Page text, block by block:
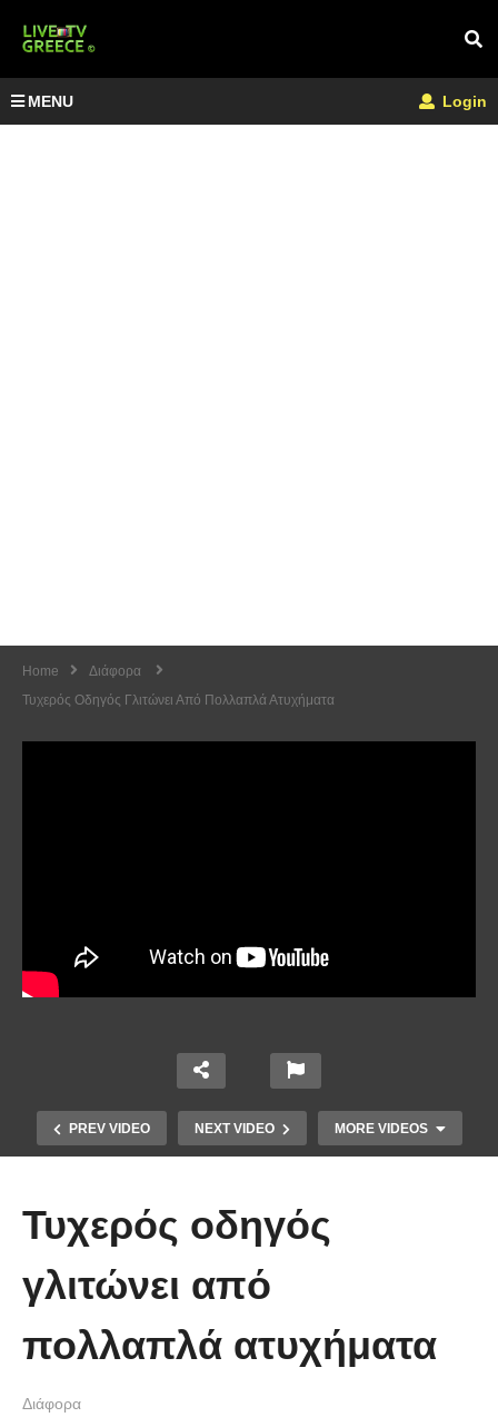
MENU Login
Home
Διάφορα
Τυχερός Οδηγός Γλιτώνει Από Πολλαπλά Ατυχήματα
PREV VIDEO NEXT VIDEO MORE VIDEOS
άτυχη μέρα στη δουλειά
Τυχερός οδηγός
γλιτώνει από
πολλαπλά ατυχήματα
Διάφορα